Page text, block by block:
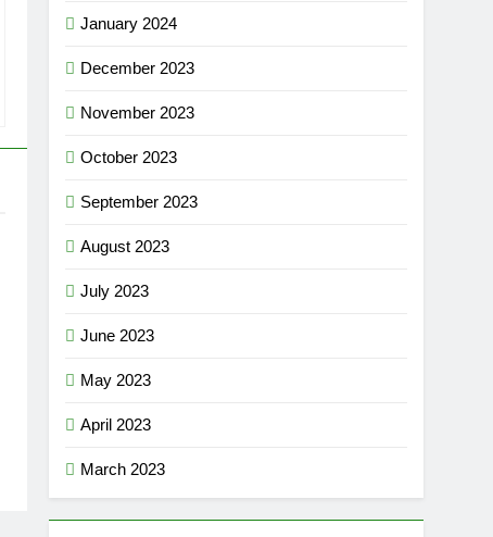
January 2024
December 2023
November 2023
October 2023
September 2023
August 2023
July 2023
June 2023
May 2023
April 2023
March 2023